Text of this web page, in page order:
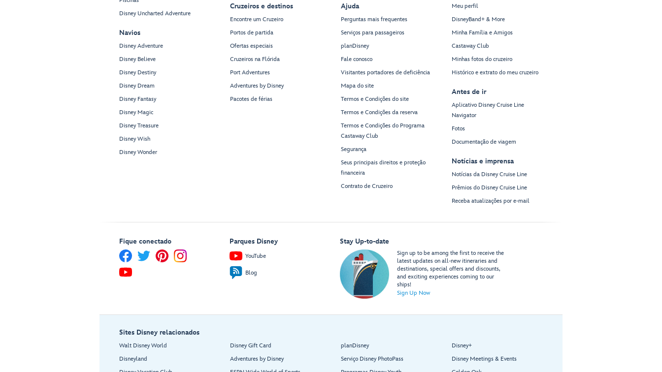
Disney Uncharted Adventure
Navios
Disney Adventure
Disney Believe
Disney Destiny
Disney Dream
Disney Fantasy
Disney Magic
Disney Treasure
Disney Wish
Disney Wonder
Cruzeiros e destinos
Encontre um Cruzeiro
Portos de partida
Ofertas especiais
Cruzeiros na Flórida
Port Adventures
Adventures by Disney
Pacotes de férias
Ajuda
Perguntas mais frequentes
Serviços para passageiros
planDisney
Fale conosco
Visitantes portadores de deficiência
Mapa do site
Termos e Condições do site
Termos e Condições da reserva
Termos e Condições do Programa
Castaway Club
Segurança
Seus principais direitos e proteção
financeira
Contrato de Cruzeiro
Meu perfil
DisneyBand+ & More
Minha Família e Amigos
Castaway Club
Minhas fotos do cruzeiro
Histórico e extrato do meu cruzeiro
Antes de ir
Aplicativo Disney Cruise Line
Navigator
Fotos
Documentação de viagem
Notícias e imprensa
Notícias da Disney Cruise Line
Prêmios do Disney Cruise Line
Receba atualizações por e-mail
Fique conectado Parques Disney
YouTube
Blog
Stay Up-to-date
Sign up to be among the first to receive the
latest updates on all-new itineraries and
destinations, special offers and discounts,
and exciting experiences coming to our
ships!
Sign Up Now
Sites Disney relacionados
Walt Disney World
Disneyland
Disney Gift Card
Adventures by Disney
planDisney
Serviço Disney PhotoPass
Disney+
Disney Meetings & Events